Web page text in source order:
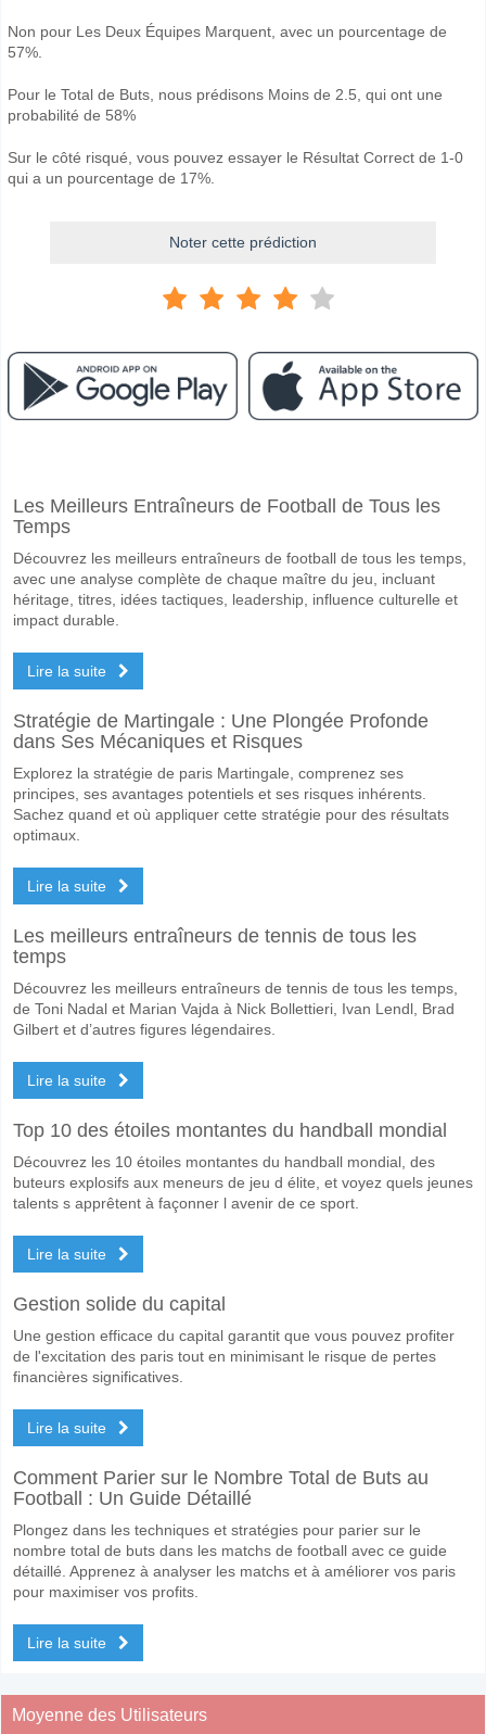
Non pour Les Deux Équipes Marquent, avec un pourcentage de
57%.
Pour le Total de Buts, nous prédisons Moins de 2.5, qui ont une
probabilité de 58%
Sur le côté risqué, vous pouvez essayer le Résultat Correct de 1-0
qui a un pourcentage de 17%.
Noter cette prédiction
Le match entre SCR Altach v SV Ried 16 May 2026 16:00.
SCR Altach pour le Gagnant du match, avec une probabilité de 58%
Les deux équipes marqueront-elles dans le match
Non pour Les Deux Équipes Marquent, avec un pourcentage de 57%.
Quel sera le résultat correct attendu entre SCR Altach
Sur le côté risqué, vous pouvez essayer le Résultat Correct de 1-0
Les Meilleurs Entraîneurs de Football de Tous les
Temps
Découvrez les meilleurs entraîneurs de football de tous les temps,
avec une analyse complète de chaque maître du jeu, incluant
héritage, titres, idées tactiques, leadership, influence culturelle et
impact durable.
Lire la suite
Stratégie de Martingale : Une Plongée Profonde
dans Ses Mécaniques et Risques
Explorez la stratégie de paris Martingale, comprenez ses
principes, ses avantages potentiels et ses risques inhérents.
Sachez quand et où appliquer cette stratégie pour des résultats
optimaux.
Lire la suite
Les meilleurs entraîneurs de tennis de tous les
temps
Découvrez les meilleurs entraîneurs de tennis de tous les temps,
de Toni Nadal et Marian Vajda à Nick Bollettieri, Ivan Lendl, Brad
Gilbert et d’autres figures légendaires.
Lire la suite
Top 10 des étoiles montantes du handball mondial
Découvrez les 10 étoiles montantes du handball mondial, des
buteurs explosifs aux meneurs de jeu d élite, et voyez quels jeunes
talents s apprêtent à façonner l avenir de ce sport.
Lire la suite
Gestion solide du capital
Une gestion efficace du capital garantit que vous pouvez profiter
de l'excitation des paris tout en minimisant le risque de pertes
financières significatives.
Lire la suite
Comment Parier sur le Nombre Total de Buts au
Football : Un Guide Détaillé
Plongez dans les techniques et stratégies pour parier sur le
nombre total de buts dans les matchs de football avec ce guide
détaillé. Apprenez à analyser les matchs et à améliorer vos paris
pour maximiser vos profits.
Lire la suite
Moyenne des Utilisateurs